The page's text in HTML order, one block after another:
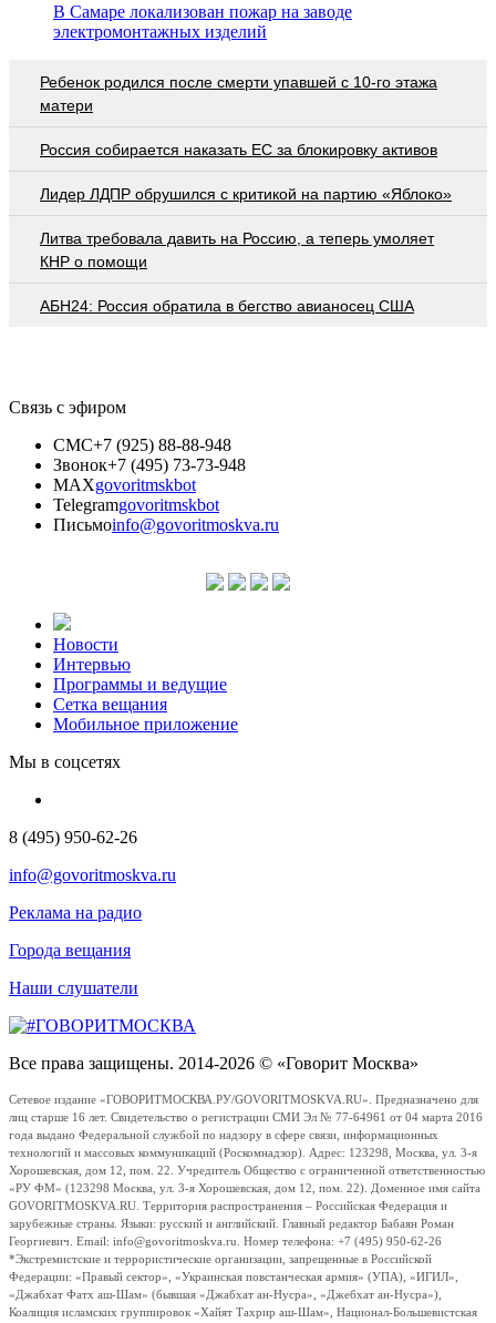
В Самаре локализован пожар на заводе
электромонтажных изделий
Ребенок родился после смерти упавшей с 10-го этажа
матери
Россия собирается наказать EC за блокировку активов
Лидер ЛДПР обрушился с критикой на партию «Яблоко»
Литва требовала давить на Россию, а теперь умоляет
КНР о помощи
АБН24: Россия обратила в бегство авианосец США
Связь с эфиром
СМС+7 (925) 88-88-948
Звонок+7 (495) 73-73-948
MAXgovoritmskbot
Telegramgovoritmskbot
Письмоinfo@govoritmoskva.ru
Новости
Интервью
Программы и ведущие
Сетка вещания
Мобильное приложение
Мы в соцсетях
8 (495) 950-62-26
info@govoritmoskva.ru
Реклама на радио
Города вещания
Наши слушатели
Все права защищены. 2014-2026 © «Говорит Москва»
Сетевое издание «ГОВОРИТМОСКВА.РУ/GOVORITMOSKVA.RU». Предназначено для
лиц старше 16 лет. Свидетельство о регистрации СМИ Эл № 77-64961 от 04 марта 2016
года выдано Федеральной службой по надзору в сфере связи, информационных
технологий и массовых коммуникаций (Роскомнадзор). Адрес: 123298, Москва, ул. 3-я
Хорошевская, дом 12, пом. 22. Учредитель Общество с ограниченной ответственностью
«РУ ФМ» (123298 Москва, ул. 3-я Хорошевская, дом 12, пом. 22). Доменное имя сайта
GOVORITMOSKVA.RU. Территория распространения – Российская Федерация и
зарубежные страны. Языки: русский и английский. Главный редактор Бабаян Роман
Георгиевич. Email: info@govoritmoskva.ru. Номер телефона: +7 (495) 950-62-26
*Экстремистские и террористические организации, запрещенные в Российской
Федерации: «Правый сектор», «Украинская повстанческая армия» (УПА), «ИГИЛ»,
«Джабхат Фатх аш-Шам» (бывшая «Джабхат ан-Нусра», «Джебхат ан-Нусра»),
Коалиция исламских группировок «Хайят Тахрир аш-Шам», Национал-Большевистская